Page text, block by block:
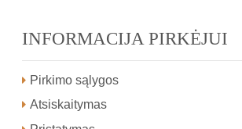
INFORMACIJA PIRKĖJUI
Pirkimo sąlygos
Atsiskaitymas